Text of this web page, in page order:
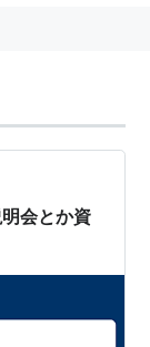
会とか資